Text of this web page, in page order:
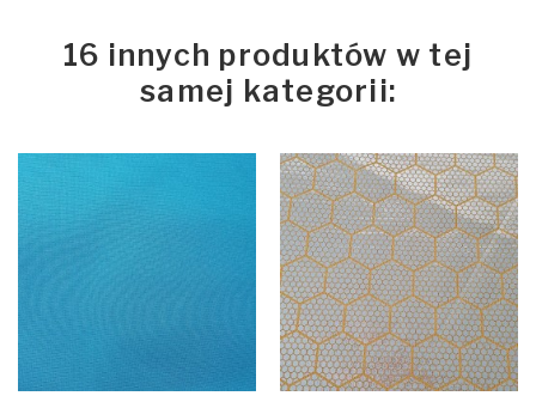
16 innych produktów w tej
samej kategorii: